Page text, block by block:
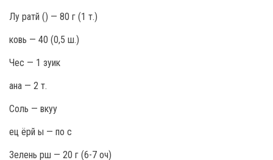
Лу ратй () — 80 г (1 т.)
ковь — 40 (0,5 ш.)
Чес — 1 зуик
ана — 2 т.
Соль — вкуу
ец ёрй ы — по с
Зелень рш — 20 г (6-7 оч)